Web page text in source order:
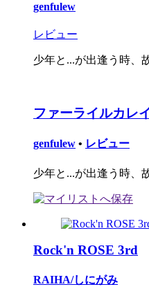
genfulew
レビュー
少年と...が出逢う時、
ファーライルカレ
genfulew • レビュー
少年と...が出逢う時、
Rock'n ROSE 3rd
RAIHA/しにがみ